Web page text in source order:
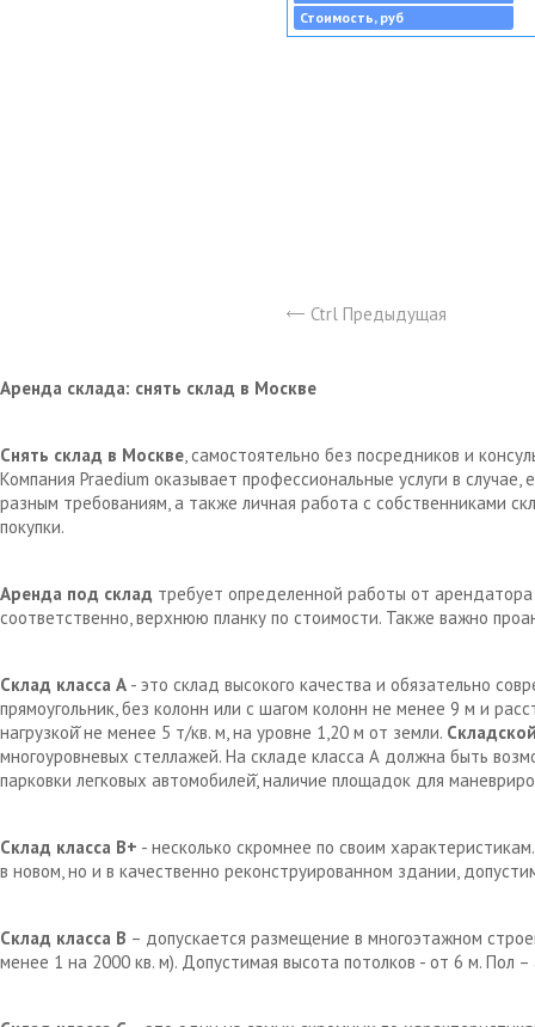
Стоимость, руб
Ctrl Предыдущая
Аренда склада: снять склад в Москве
Снять склад в Москве, самостоятельно без посредников и
Компания Praedium оказывает профессиональные услуги в
разным требованиям, а также личная работа с собственниками
покупки.
Аренда под склад требует определенной работы от
соответственно, верхнюю планку по стоимости. Также важно
Склад класса А - это склад высокого качества и обязательно
прямоугольник, без колонн или с шагом колонн не менее 9 м и
нагрузкой̆ не менее 5 т/кв. м, на уровне 1,20 м от земли.
многоуровневых стеллажей. На складе класса А должна быть
парковки легковых автомобилей̆, наличие площадок для
Склад класса В+ - несколько скромнее по своим
в новом, но и в качественно реконструированном здании,
Склад класса В – допускается размещение в многоэтажном
менее 1 на 2000 кв. м). Допустимая высота потолков - от 6 м. Пол